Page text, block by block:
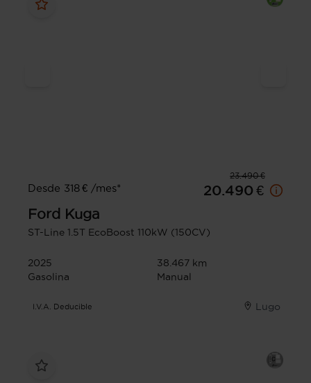
23.490 €
Desde 318 € /mes*
20.490 €
Ford Kuga
ST-Line 1.5T EcoBoost 110kW (150CV)
2025
38.467 km
Gasolina
Manual
I.V.A. Deducible Lugo